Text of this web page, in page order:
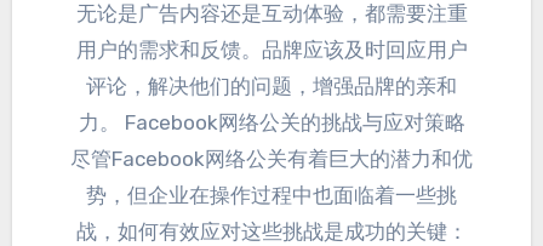
无论是广告内容还是互动体验 ， 都需要注重
用户的需求和反馈。 品牌应该及时回应用户
评论 ， 解决他们的问题 ， 增强品牌的亲和
力。 Facebook网络公关的挑战与应对策略
尽管Facebook网络公关有着巨大的潜力和优
势 ， 但企业在操作过程中也面临着一些挑
战， 如何有效应对这些挑战是成功的关键：